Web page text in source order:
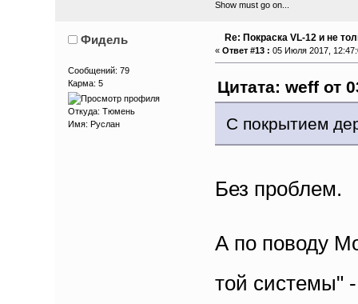
Show must go on...
Фидель
Сообщений: 79
Карма: 5
Откуда: Тюмень
Имя: Руслан
Re: Покраска VL-12 и не
« Ответ #13 : 05 Июля 2017,
Цитата: weff от
С покрытием
Без проблем.
А по поводу
той системы"